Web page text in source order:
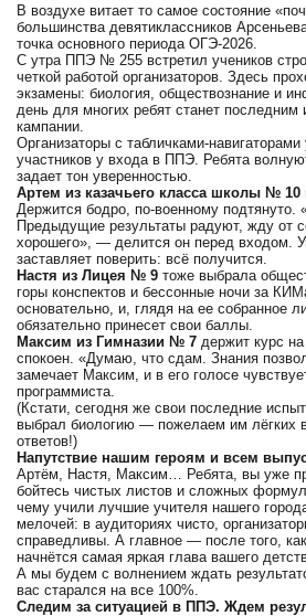
В воздухе витает то самое состояние
большинства девятиклассников
точка основного периода ОГЭ-2026.
С утра ППЭ № 255 встретил учеников
четкой работой организаторов. Здесь
экзамены: биология, обществознание и
день для многих ребят станет последним
кампании.
Организаторы с табличками-
участников у входа в ППЭ. Ребята
задает тон уверенностью.
Артем из казачьего класса школы № 10
Держится бодро, по-военному подтянуто.
Предыдущие результаты радуют, жду от
хорошего», — делится он перед входом.
заставляет поверить: всё получится.
Настя из Лицея № 9тоже выбрала
горы конспектов и бессонные ночи за
основательно, и, глядя на ее собранное
обязательно принесет свои баллы.
Максим из Гимназии № 7 держит курс
спокоен. «Думаю, что сдам. Знания
замечает Максим, и в его голосе
программиста.
(Кстати, сегодня же свои последние
выбрал биологию — пожелаем им лёгких
ответов!)
Напутствие нашим героям и всем
Артём, Настя, Максим… Ребята, вы уже
бойтесь чистых листов и сложных
чему учили лучшие учителя нашего
мелочей: в аудиториях чисто,
справедливы. А главное — после того,
начнётся самая яркая глава вашего
А мы будем с волнением ждать
вас старался на все 100%.
Следим за ситуацией в ППЭ. Ждем